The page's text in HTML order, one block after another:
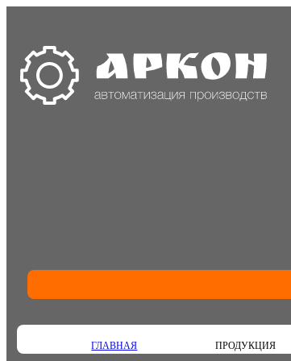
ГЛАВНАЯ ПРОДУКЦИЯ